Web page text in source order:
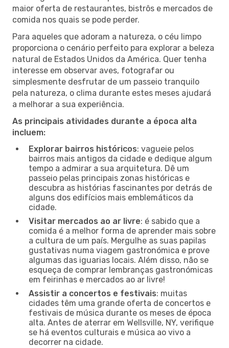
maior oferta de restaurantes, bistrôs e mercados de
comida nos quais se pode perder.
Para aqueles que adoram a natureza, o céu limpo
proporciona o cenário perfeito para explorar a beleza
natural de Estados Unidos da América. Quer tenha
interesse em observar aves, fotografar ou
simplesmente desfrutar de um passeio tranquilo
pela natureza, o clima durante estes meses ajudará
a melhorar a sua experiência.
As principais atividades durante a época alta
incluem:
Explorar bairros históricos: vagueie pelos
bairros mais antigos da cidade e dedique algum
tempo a admirar a sua arquitetura. Dê um
passeio pelas principais zonas históricas e
descubra as histórias fascinantes por detrás de
alguns dos edifícios mais emblemáticos da
cidade.
Visitar mercados ao ar livre: é sabido que a
comida é a melhor forma de aprender mais sobre
a cultura de um país. Mergulhe as suas papilas
gustativas numa viagem gastronómica e prove
algumas das iguarias locais. Além disso, não se
esqueça de comprar lembranças gastronómicas
em feirinhas e mercados ao ar livre!
Assistir a concertos e festivais: muitas
cidades têm uma grande oferta de concertos e
festivais de música durante os meses de época
alta. Antes de aterrar em Wellsville, NY, verifique
se há eventos culturais e música ao vivo a
decorrer na cidade.